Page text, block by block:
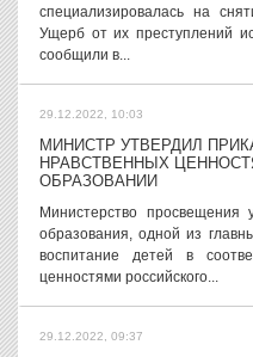
специализировалась на
Ущерб от их преступлений
сообщили в...
29.12.2022, 10:03
МИНИСТР УТВЕРДИЛ
НРАВСТВЕННЫХ
ОБРАЗОВАНИИ
Министерство просвещения
образования, одной из
воспитание детей в
ценностями российского...
29.12.2022, 09:37